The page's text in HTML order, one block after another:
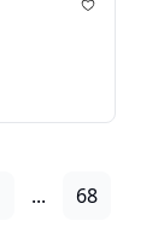
... 68